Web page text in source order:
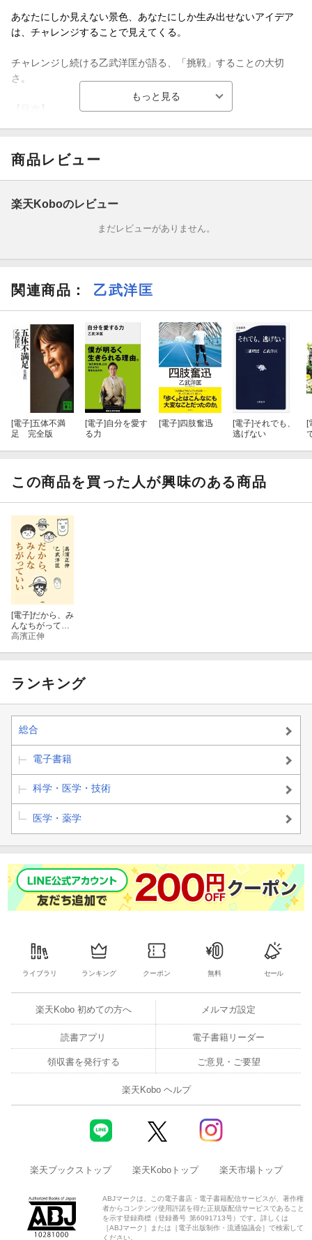
あなたにしか見えない景色、あなたにしか生み出せないアイデア
は、チャレンジすることで見えてくる。
チャレンジし続ける乙武洋匡が語る、「挑戦」することの大切
さ。
第２章 今の時代に求められるチャレンジ精神
第３章 チャレンジを失敗させた経験、そしてこれから
本書は、講演会で語られた「チャレンジ精神を忘れずに」をもと
を電子書籍化するレーベル
【著者紹介】
乙武 洋匡（おとたけ ひろただ）
1976年、東京都生まれ。大学在学中に出版した『五体不満足』が
ベストセラーに。
卒業後はスポーツライターとして活躍。
「子どもの生き方パートナー」、杉並区立杉並第四小学校教諭を
経て、2013年２月には東京都教育委員に就任。
教員時代の経験をもとに書いた初の小説『だいじょうぶ３組』は
映画化され、自身も出演。続編小説『ありがとう３組』も刊行さ
れた。
おもな著書に『だから、僕は学校へ行く！』、『オトこと
ば。』、『オトタケ先生の３つの授業』など。
商品レビュー
楽天Koboのレビュー
まだレビューがありません。
関連商品 ： 乙武洋匡
[電子]五体不満
足 完全版
[電子]自分を愛す
る力
[電子] 四肢奮迅 [電子]それでも、
逃げない
[
この商品を買った人が興味のある商品
[電子]だから、み
んなちがってい
い
高濱正伸
ランキング
総合
電子書籍
科学・医学・技術
医学・薬学
ライブラリ ランキング クーポン 無料 セール
楽天Kobo 初めての方へ メルマガ設定
読書アプリ 電子書籍リーダー
領収書を発行する ご意見・ご要望
楽天Kobo ヘルプ
楽天ブックストップ 楽天Koboトップ 楽天市場トップ
ABJマークは、この電子書店・電子書籍配信サービスが、著作権
者からコンテンツ使用許諾を得た正規版配信サービスであること
を示す登録商標（登録番号 第6091713号）です。詳しくは
［ABJマーク］または［電子出版制作・流通協議会］で検索して
ください。